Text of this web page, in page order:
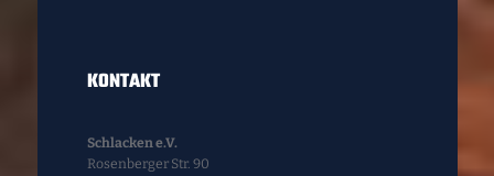
KONTAKT
Schlacken e.V.
Rosenberger Str. 90